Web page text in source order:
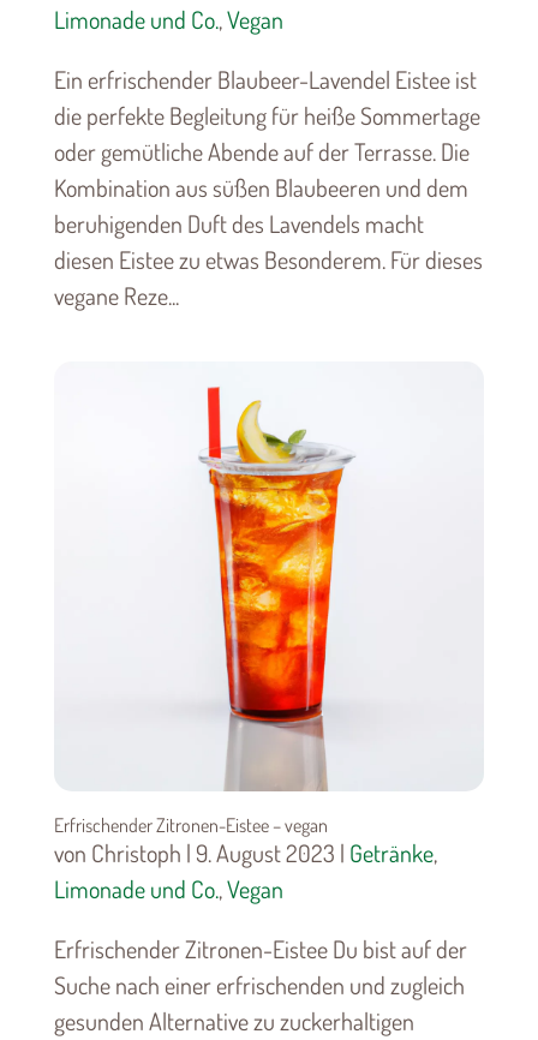
Limonade und Co.,Vegan
Ein erfrischender Blaubeer-Lavendel Eistee ist
die perfekte Begleitung für heiße Sommertage
oder gemütliche Abende auf der Terrasse. Die
Kombination aus süßen Blaubeeren und dem
beruhigenden Duft des Lavendels macht
diesen Eistee zu etwas Besonderem. Für dieses
vegane Reze...
Erfrischender Zitronen-Eistee – vegan
von Christoph | 9. August 2023 | Getränke,
Limonade und Co.,Vegan
Erfrischender Zitronen-Eistee Du bist auf der
Suche nach einer erfrischenden und zugleich
gesunden Alternative zu zuckerhaltigen